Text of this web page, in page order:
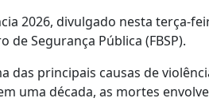
2026, divulgado nesta terça-
de Segurança Pública (FBSP).
das principais causas de
uma década, as mortes